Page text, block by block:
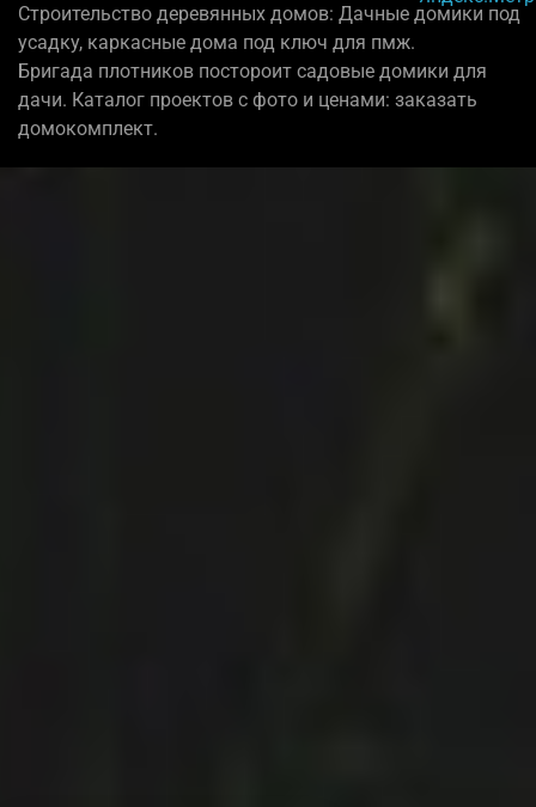
Строительство деревянных домов: Дачные домики под
усадку, каркасные дома под ключ для пмж.
Бригада плотников постороит садовые домики для
дачи. Каталог проектов с фото и ценами: заказать
домокомплект.